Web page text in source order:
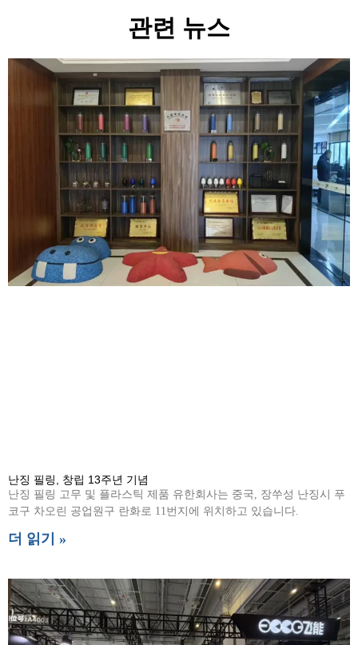
관련 뉴스
난징 필링, 창립 13주년 기념
난징 필링 고무 및 플라스틱 제품 유한회사는 중국, 장쑤성 난징시 푸
코구 차오린 공업원구 란화로 11번지에 위치하고 있습니다.
더 읽기 »